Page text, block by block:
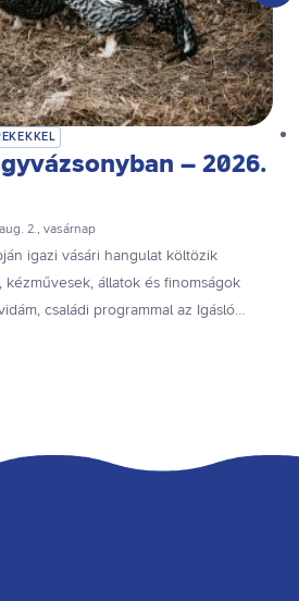
– 2026.
2., vasárnap
igazi vásári hangulat költözik
kézművesek, állatok és finomságok
családi programmal az Igásló
a piacok nyüzsgését, a vidéki
vásárokat, ezt az eseményt